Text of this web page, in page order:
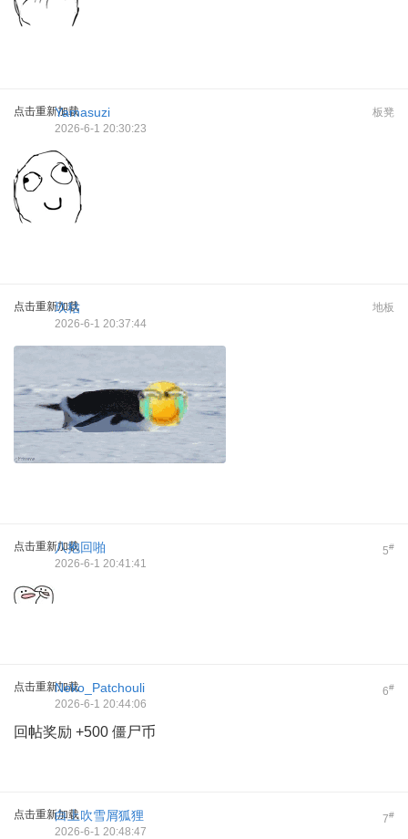
点击重新加载 板凳
Yamasuzi
2026-6-1 20:30:23
点击重新加载 地板
玖秙
2026-6-1 20:37:44
点击重新加载 5#
八抱回啪
2026-6-1 20:41:41
点击重新加载 6#
Neko_Patchouli
2026-6-1 20:44:06
回帖奖励 +500 僵尸币
点击重新加载 7#
白上吹雪屑狐狸
2026-6-1 20:48:47